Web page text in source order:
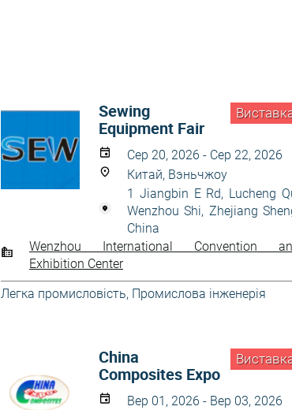
Sewing
Equipment Fair
Сер 20, 2026 - Сер 22, 2026
Китай, Вэньчжоу
1 Jiangbin E Rd, Lucheng
Wenzhou Shi, Zhejiang
China
Wenzhou International Convention
Exhibition Center
Легка промисловість, Промислова інженерія
China
Composites Expo
Вер 01, 2026 - Вер 03, 2026